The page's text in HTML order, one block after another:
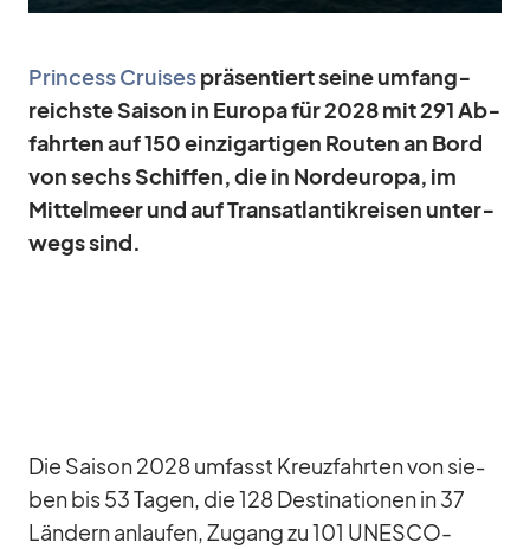
Prin­cess Crui­sesprä­sen­tiert seine um­fang­
reichste Sai­son in Eu­ropa für 2028 mit 291 Ab­
fahr­ten auf 150 ein­zig­ar­ti­gen Rou­ten an Bord
von sechs Schif­fen, die in Nord­eu­ropa, im
Mit­tel­meer und auf Trans­at­lan­tik­rei­sen un­ter­
wegs sind.
Die Sai­son 2028 um­fasst Kreuz­fahr­ten von sie­
ben bis 53 Ta­gen, die 128 De­sti­na­tio­nen in 37
Län­dern an­lau­fen, Zu­gang zu 101 UNESCO-